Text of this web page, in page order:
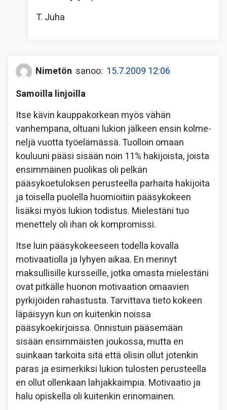
T. Juha
Nimetön sanoo: 15.7.2009 12:06
Samoilla linjoilla
Itse kävin kauppakorkean myös vähän
vanhempana, oltuani lukion jälkeen ensin kolme-
neljä vuotta työelämässä. Tuolloin omaan
kouluuni pääsi sisään noin 11% hakijoista, joista
ensimmäinen puolikas oli pelkän
pääsykoetuloksen perusteella parhaita hakijoita
ja toisella puolella huomioitiin pääsykokeen
lisäksi myös lukion todistus. Mielestäni tuo
menettely oli ihan ok kompromissi.
Itse luin pääsykokeeseen todella kovalla
motivaatiolla ja lyhyen aikaa. En mennyt
maksullisille kursseille, jotka omasta mielestäni
ovat pitkälle huonon motivaation omaavien
pyrkijöiden rahastusta. Tarvittava tieto kokeen
läpäisyyn kun on kuitenkin noissa
pääsykoekirjoissa. Onnistuin pääsemään
sisään ensimmäisten joukossa, mutta en
suinkaan tarkoita sitä että olisin ollut jotenkin
paras ja esimerkiksi lukion tulosten perusteella
en ollut ollenkaan lahjakkaimpia. Motivaatio ja
halu opiskella oli kuitenkin erinomainen.